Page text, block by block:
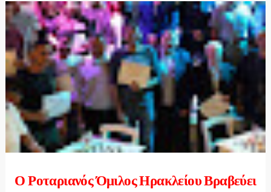
Ο Ροταριανός Όμιλος Ηρακλείου Βραβεύει